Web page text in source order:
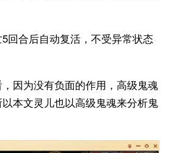
合后自动复活，不受异常状态
为没有负面的作用，高级鬼魂
本文灵儿也以高级鬼魂来分析鬼